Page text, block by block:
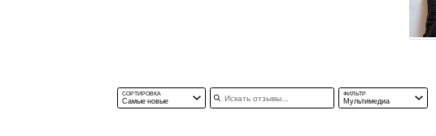
СОРТИРОВКА
Самые новые
Искать отзывы ФИЛЬТР
Мультимедиа